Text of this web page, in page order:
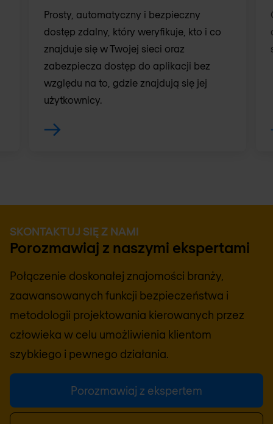
Prosty, automatyczny i bezpieczny
dostęp zdalny, który weryfikuje, kto i co
znajduje się w Twojej sieci oraz
zabezpiecza dostęp do aplikacji bez
względu na to, gdzie znajdują się jej
użytkownicy.
SKONTAKTUJ SIĘ Z NAMI
Porozmawiaj z naszymi ekspertami
Połączenie doskonałej znajomości branży,
zaawansowanych funkcji bezpieczeństwa i
metodologii projektowania kierowanych przez
człowieka w celu umożliwienia klientom
szybkiego i pewnego działania.
Porozmawiaj z ekspertem